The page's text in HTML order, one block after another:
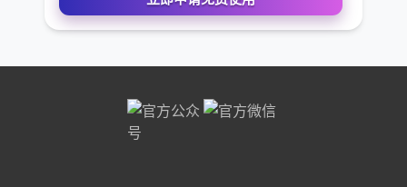
您的姓名